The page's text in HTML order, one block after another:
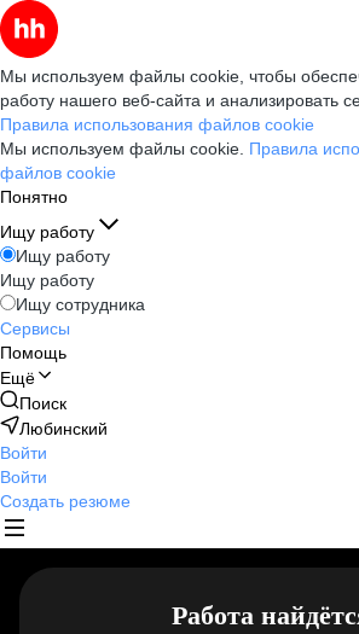
Мы используем файлы cookie, чтобы
работу нашего веб-сайта и анализировать
Правила использования файлов cookie
Мы используем файлы cookie. Правила
файлов cookie
Понятно
Ищу работу
Ищу работу
Ищу работу
Ищу сотрудника
Сервисы
Помощь
Ещё
Поиск
Любинский
Войти
Войти
Создать резюме
Работа